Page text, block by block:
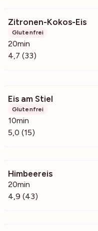
Zitronen-Kokos-Eis
Glutenfrei
20min
4,7 (33)
Eis am Stiel
Glutenfrei
10min
5,0 (15)
Himbeereis
20min
4,9 (43)